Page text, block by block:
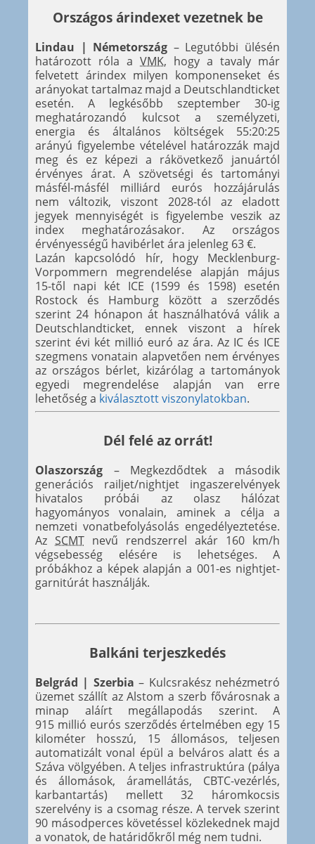
Országos árindexet vezetnek be
Lindau | Németország – Legutóbbi ülésén
határozott róla a VMK, hogy a tavaly már
felvetett árindex milyen komponenseket és
arányokat tartalmaz majd a Deutschlandticket
esetén. A legkésőbb szeptember 30-ig
meghatározandó kulcsot a személyzeti,
energia és általános költségek 55:20:25
arányú figyelembe vételével határozzák majd
meg és ez képezi a rákövetkező januártól
érvényes árat. A szövetségi és tartományi
másfél-másfél milliárd eurós hozzájárulás
nem változik, viszont 2028-tól az eladott
jegyek mennyiségét is figyelembe veszik az
index meghatározásakor. Az országos
érvényességű havibérlet ára jelenleg 63 €.
Lazán kapcsolódó hír, hogy Mecklenburg-
Vorpommern megrendelése alapján május
15-től napi két ICE (1599 és 1598) esetén
Rostock és Hamburg között a szerződés
szerint 24 hónapon át használhatóvá válik a
Deutschlandticket, ennek viszont a hírek
szerint évi két millió euró az ára. Az IC és ICE
szegmens vonatain alapvetően nem érvényes
az országos bérlet, kizárólag a tartományok
egyedi megrendelése alapján van erre
lehetőség a kiválasztott viszonylatokban.
Dél felé az orrát!
Olaszország – Megkezdődtek a második
generációs railjet/nightjet ingaszerelvények
hivatalos próbái az olasz hálózat
hagyományos vonalain, aminek a célja a
nemzeti vonatbefolyásolás engedélyeztetése.
Az SCMT nevű rendszerrel akár 160 km/h
végsebesség elésére is lehetséges. A
próbákhoz a képek alapján a 001-es nightjet-
garnitúrát használják.
Balkáni terjeszkedés
Belgrád | Szerbia – Kulcsrakész nehézmetró
üzemet szállít az Alstom a szerb fővárosnak a
minap aláírt megállapodás szerint. A
915 millió eurós szerződés értelmében egy 15
kilométer hosszú, 15 állomásos, teljesen
automatizált vonal épül a belváros alatt és a
Száva völgyében. A teljes infrastruktúra (pálya
és állomások, áramellátás, CBTC-vezérlés,
karbantartás) mellett 32 háromkocsis
szerelvény is a csomag része. A tervek szerint
90 másodperces követéssel közlekednek majd
a vonatok, de határidőkről még nem tudni.